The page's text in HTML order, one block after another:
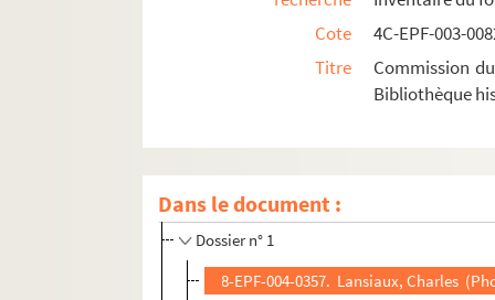
Cote
4C-EPF-003-
Titre
Commission
Bibliothèque
Dans le document :
11e arrondissement
Dossier n° 1
8-EPF-004-0357. Lansiaux, Charles